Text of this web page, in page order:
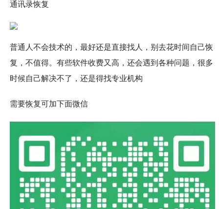
通讯录恢复
普通人不会技术的，最好还是直接找人，别去花时间自己恢
复，不值得。有些软件收费又高，还会遇到各种问题，很多
时候自己解决不了，还是得找专业机构
需要恢复可加下面微信